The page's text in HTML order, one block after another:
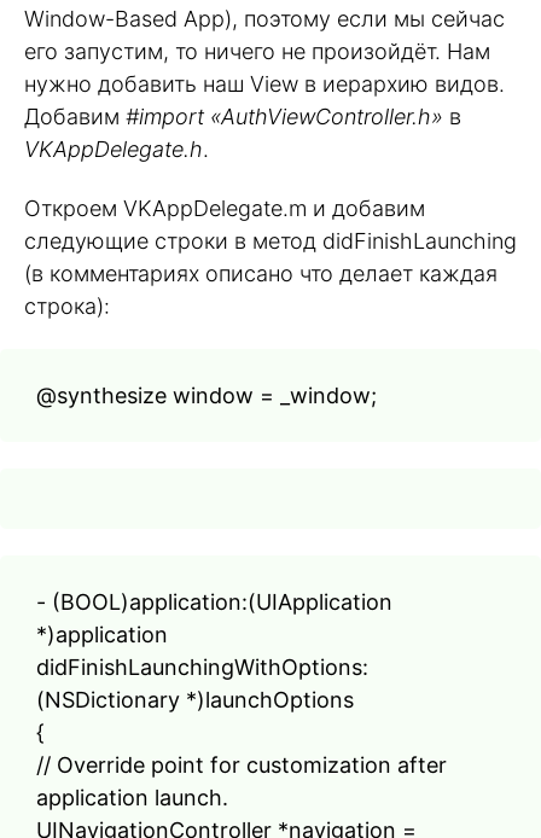
Window-Based App), поэтому если мы сейчас
его запустим, то ничего не произойдёт. Нам
нужно добавить наш View в иерархию видов.
Добавим #import «AuthViewController.h» в
VKAppDelegate.h.
Откроем VKAppDelegate.m и добавим
следующие строки в метод didFinishLaunching
(в комментариях описано что делает каждая
строка):
@synthesize window = _window;
- (BOOL)application:(UIApplication
*)application
didFinishLaunchingWithOptions:
(NSDictionary *)launchOptions
{
// Override point for customization after
application launch.
UINavigationController *navigation =